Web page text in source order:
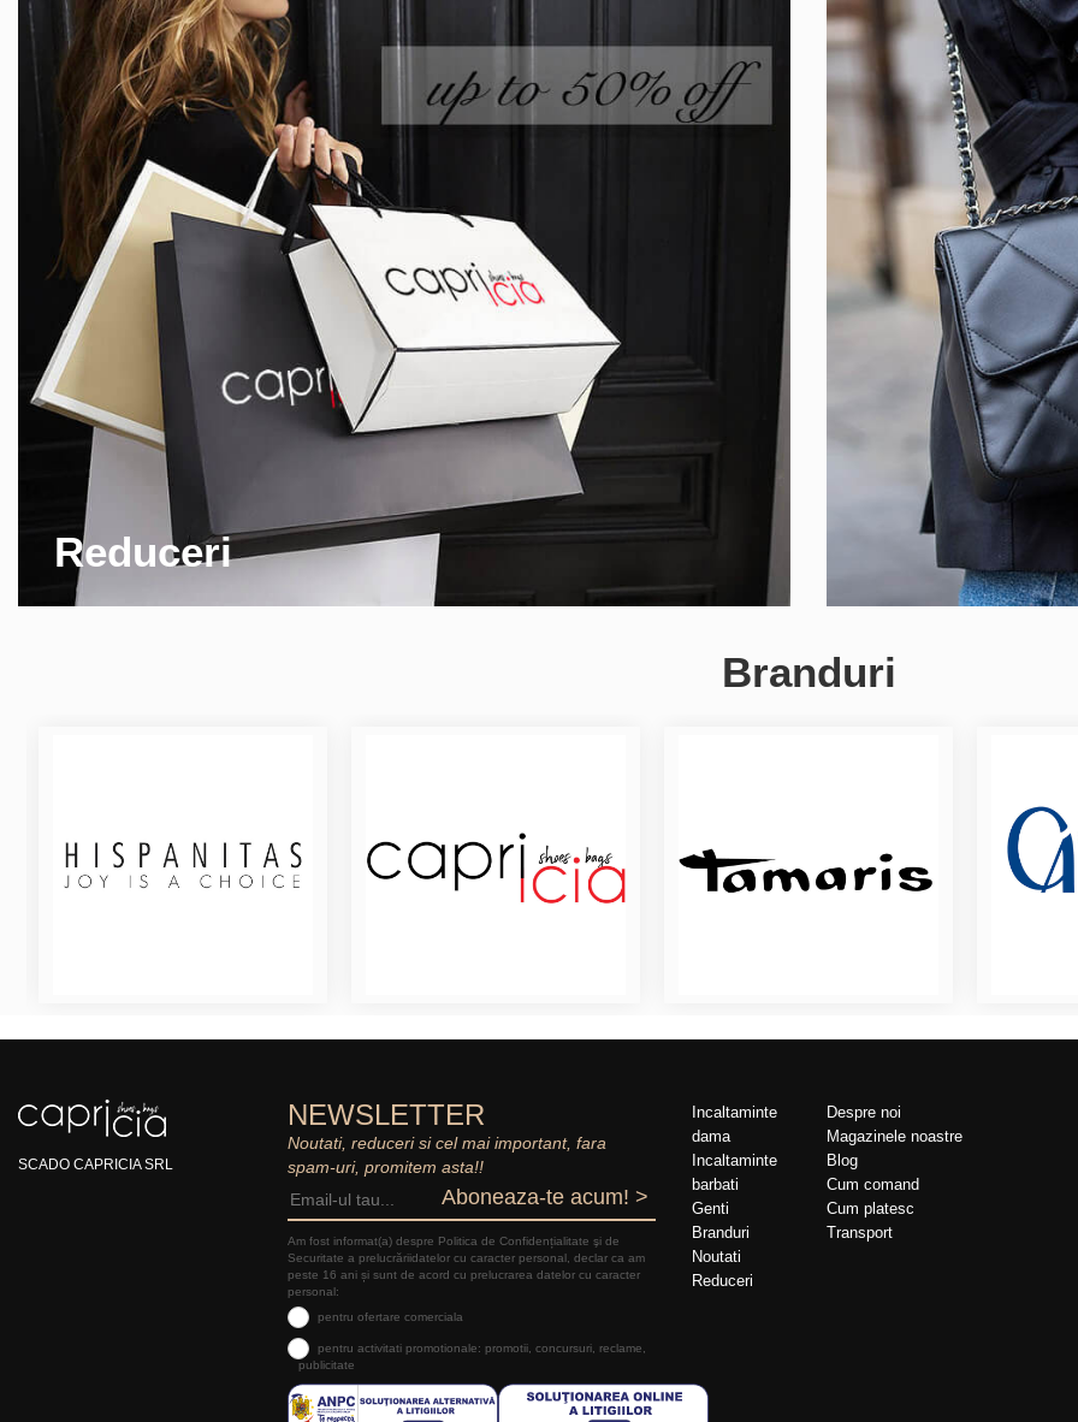
Reduceri
Branduri
SCADO CAPRICIA SRL
NEWSLETTER
Noutati, reduceri si cel mai important, fara
spam-uri, promitem asta!!
Aboneaza-te acum! >
Am fost informat(a) despre Politica de Confidențialitate şi de
Securitate a prelucrăriidatelor cu caracter personal, declar ca am
peste 16 ani și sunt de acord cu prelucrarea datelor cu caracter
personal:
pentru ofertare comerciala
pentru activitati promotionale: promotii, concursuri, reclame,
publicitate
Incaltaminte
dama
Incaltaminte
barbati
Genti
Branduri
Noutati
Reduceri
Despre noi
Magazinele noastre
Blog
Cum comand
Cum platesc
Transport